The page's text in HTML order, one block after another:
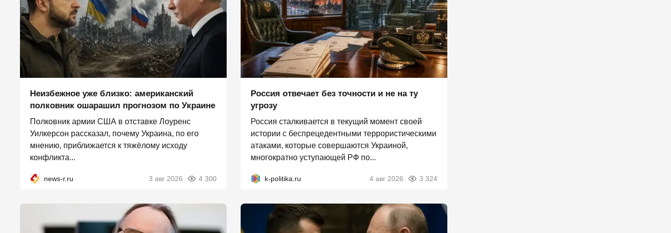
Неизбежное уже близко: американский
полковник ошарашил прогнозом по Украине
Полковник армии США в отставке Лоуренс
Уилкерсон рассказал, почему Украина, по его
мнению, приближается к тяжёлому исходу
конфликта...
news-r.ru 3 авг 2026 4 300
Россия отвечает без точности и не на ту
угрозу
Россия сталкивается в текущий момент своей
истории с беспрецедентными террористическими
атаками, которые совершаются Украиной,
многократно уступающей РФ по...
k-politika.ru 4 авг 2026 3 324